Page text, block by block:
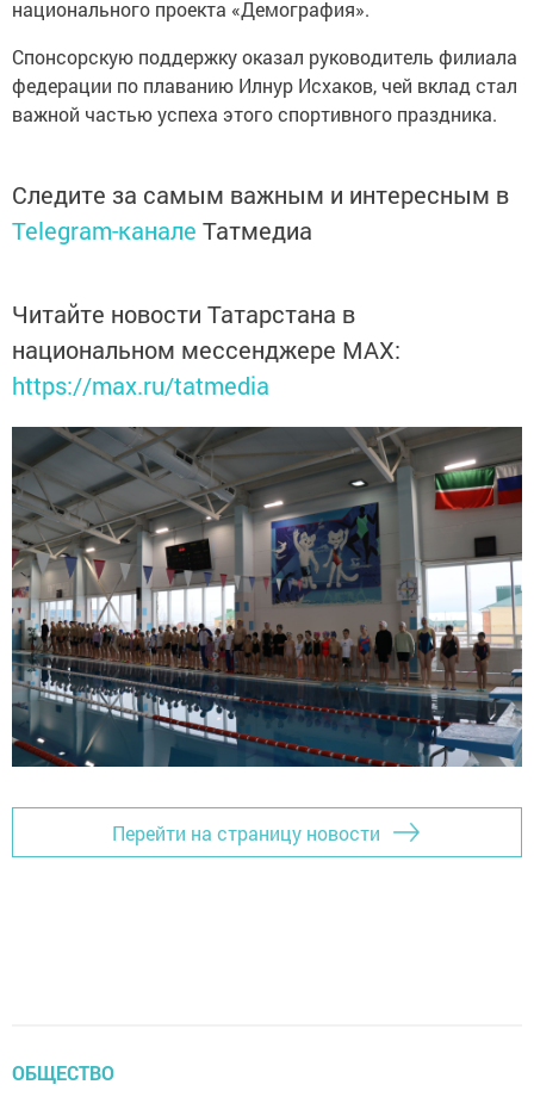
национального проекта «Демография».
Спонсорскую поддержку оказал руководитель филиала
федерации по плаванию Илнур Исхаков, чей вклад стал
важной частью успеха этого спортивного праздника.
Следите за самым важным и интересным в
Telegram-канале Татмедиа
Читайте новости Татарстана в
национальном мессенджере MАХ:
https://max.ru/tatmedia
Перейти на страницу новости
ОБЩЕСТВО